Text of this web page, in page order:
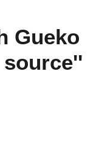
Gueko